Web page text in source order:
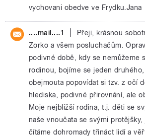
vychovani obedve ve Frydku.Jana
....mail....1
Přeji, krásnou
Zorko a všem posluchačům.
podivné době, kdy se nemůžeme
rodinou, bojíme se jeden
obejmouta popovídat si tzv. z očí
hlediska, podivné přirovnání, ale
Moje nejbližší rodina, t.j. děti se
naše vnoučata se svými protějšky,
čítáme dohromady třináct lidí a